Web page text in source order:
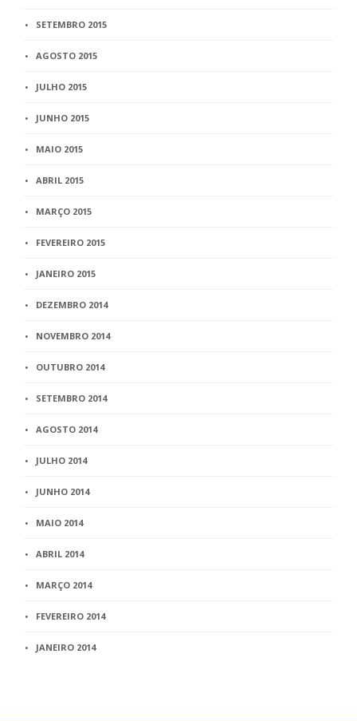
SETEMBRO 2015
AGOSTO 2015
JULHO 2015
JUNHO 2015
MAIO 2015
ABRIL 2015
MARÇO 2015
FEVEREIRO 2015
JANEIRO 2015
DEZEMBRO 2014
NOVEMBRO 2014
OUTUBRO 2014
SETEMBRO 2014
AGOSTO 2014
JULHO 2014
JUNHO 2014
MAIO 2014
ABRIL 2014
MARÇO 2014
FEVEREIRO 2014
JANEIRO 2014